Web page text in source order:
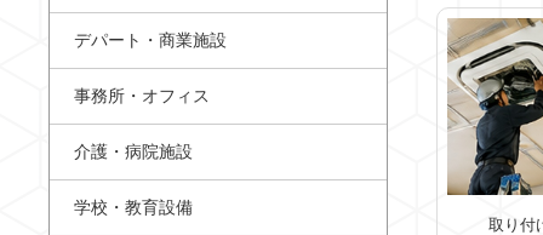
取り付
デパート・商業施設
事務所・オフィス
介護・病院施設
学校・教育設備